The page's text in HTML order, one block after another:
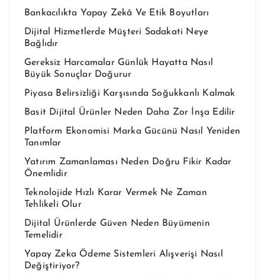
Bankacılıkta Yapay Zekâ Ve Etik Boyutları
Dijital Hizmetlerde Müşteri Sadakati Neye
Bağlıdır
Gereksiz Harcamalar Günlük Hayatta Nasıl
Büyük Sonuçlar Doğurur
Piyasa Belirsizliği Karşısında Soğukkanlı Kalmak
Basit Dijital Ürünler Neden Daha Zor İnşa Edilir
Platform Ekonomisi Marka Gücünü Nasıl Yeniden
Tanımlar
Yatırım Zamanlaması Neden Doğru Fikir Kadar
Önemlidir
Teknolojide Hızlı Karar Vermek Ne Zaman
Tehlikeli Olur
Dijital Ürünlerde Güven Neden Büyümenin
Temelidir
Yapay Zeka Ödeme Sistemleri Alışverişi Nasıl
Değiştiriyor?